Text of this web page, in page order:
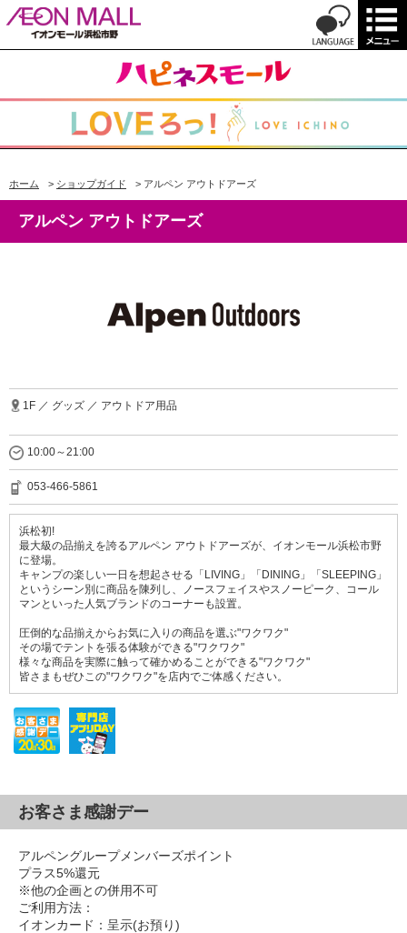
ホーム > ショップガイド > アルペン アウトドアーズ
アルペン アウトドアーズ
1F ／ グッズ ／ アウトドア用品
10:00～21:00
053-466-5861
浜松初!
最大級の品揃えを誇るアルペン アウトドアーズが、イオンモール浜松市野
に登場。
キャンプの楽しい一日を想起させる「LIVING」「DINING」「SLEEPING」
というシーン別に商品を陳列し、ノースフェイスやスノーピーク、コール
マンといった人気ブランドのコーナーも設置。
圧倒的な品揃えからお気に入りの商品を選ぶ"ワクワク"
その場でテントを張る体験ができる"ワクワク"
様々な商品を実際に触って確かめることができる"ワクワク"
皆さまもぜひこの"ワクワク"を店内でご体感ください。
お客さま感謝デー
アルペングループメンバーズポイント
プラス5%還元
※他の企画との併用不可
ご利用方法：
イオンカード：呈示(お預り)